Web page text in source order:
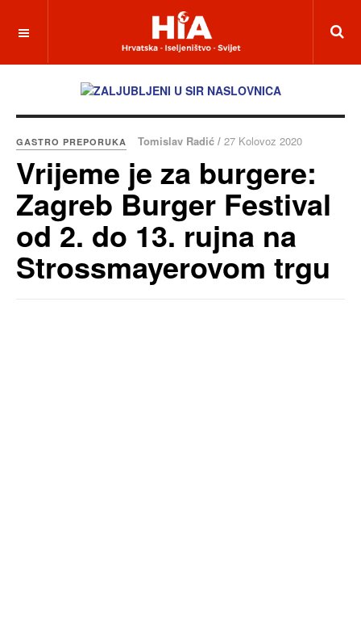
GASTRO PREPORUKA Tomislav Radić / 27 Kolovoz 2020
Vrijeme je za burgere:
Zagreb Burger Festival
od 2. do 13. rujna na
Strossmayerovom trgu